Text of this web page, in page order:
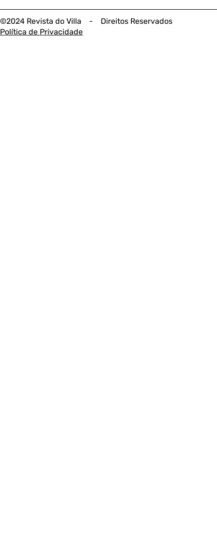
©2024 Revista do Villa - Direitos Reservados
Política de Privacidade